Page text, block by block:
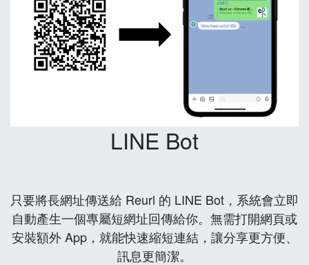
LINE Bot
只要將長網址傳送給 Reurl 的 LINE Bot，系統會立即
自動產生一個專屬短網址回傳給你。無需打開網頁或
安裝額外 App，就能快速縮短連結，讓分享更方便、
訊息更簡潔。